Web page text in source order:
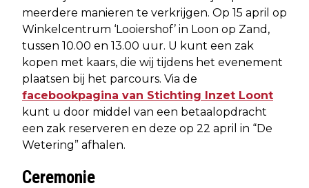
meerdere manieren te verkrijgen. Op 15 april op
Winkelcentrum ‘Looiershof’ in Loon op Zand,
tussen 10.00 en 13.00 uur. U kunt een zak
kopen met kaars, die wij tijdens het evenement
plaatsen bij het parcours. Via de
facebookpagina van Stichting Inzet Loont
kunt u door middel van een betaalopdracht
een zak reserveren en deze op 22 april in “De
Wetering” afhalen.
Ceremonie